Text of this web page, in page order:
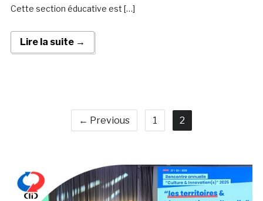
Cette section éducative est […]
Lire la suite →
← Previous 1 2